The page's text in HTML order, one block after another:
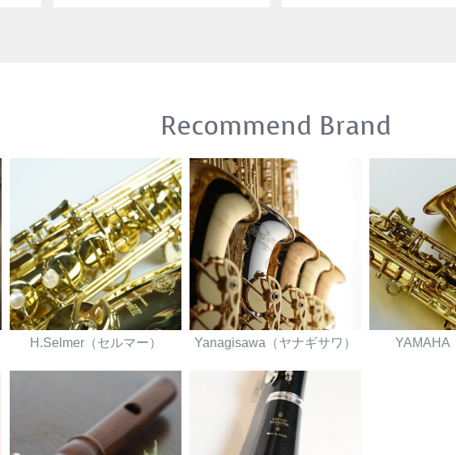
Recommend Brand
H.Selmer（セルマー） Yanagisawa（ヤナギサワ） YAMAHA